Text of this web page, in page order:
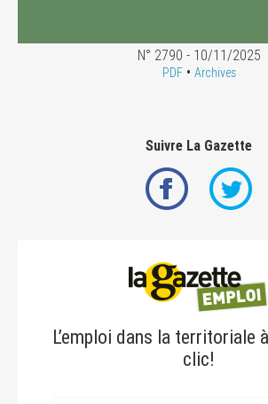
N° 2790 - 10/11/2025
PDF• Archives
Suivre La Gazette
L’emploi dans la territoriale
clic!